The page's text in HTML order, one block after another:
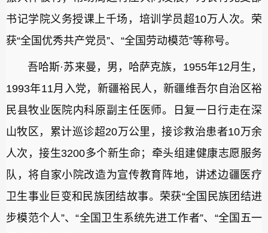
书记学院义务授课上千场，培训学员超10万人次。荣
获“全国优秀共产党员”、“全国劳动模范”等称号。
吾哈斯·苏来曼，男，哈萨克族，1955年12月生，
1993年11月入党，新疆裕民人，新疆维吾尔自治区裕
民县牧业医院内科原副主任医师。日复一日行走在深
山牧区，累计巡诊超20万公里，接诊救治患者10万余
人次，接生3200多个新生命；牵头组建健康志愿服务
队，将自家小院改造为宣传教育阵地，讲述边疆医疗
卫生事业巨变和民族团结故事。荣获“全国民族团结进
步模范个人”、“全国卫生系统先进工作者”、“全国五一